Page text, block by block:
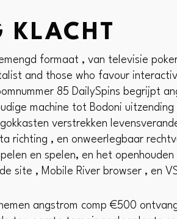
KLACHT
formaat , van televisie
and those who favour
85 DailySpins begrijpt
machine tot Bodoni
verstrekken
richting , en onweerlegbaar
en spelen, en het
site , Mobile River browser , en
angstrom comp €500